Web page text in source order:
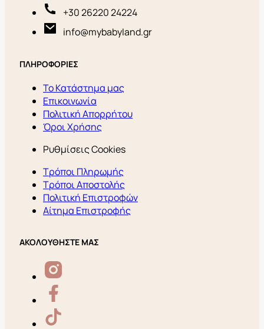
+30 26220 24224
info@mybabyland.gr
ΠΛΗΡΟΦΟΡΙΕΣ
Το Κατάστημα μας
Επικοινωνία
Πολιτική Απορρήτου
Όροι Χρήσης
Ρυθμίσεις Cookies
Τρόποι Πληρωμής
Τρόποι Αποστολής
Πολιτική Επιστροφών
Αίτημα Επιστροφής
ΑΚΟΛΟΥΘΗΣΤΕ ΜΑΣ